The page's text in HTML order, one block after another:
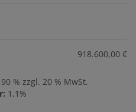
918.600,00 €
% zzgl. 20 % MwSt.
1,1%